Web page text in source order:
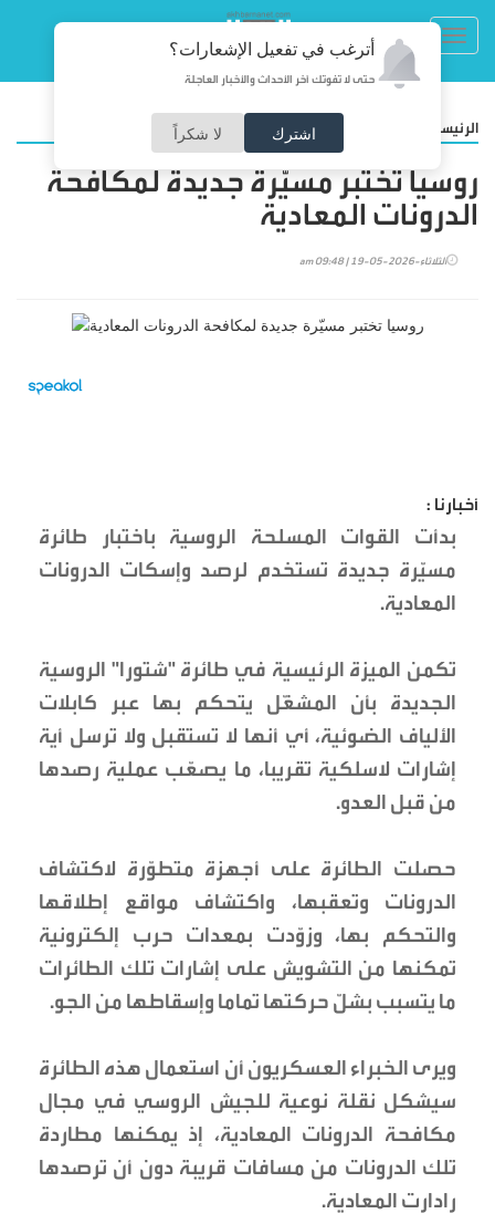
أترغب في تفعيل الإشعارات؟
حتى لا تفوتك آخر الأحداث والأخبار العاجلة
اشترك لا شكراً الرئيسية
روسيا تختبر مسيّرة جديدة لمكافحة
الدرونات المعادية
الثلاثاء-2026-05-19 | 09:48 am
أخبارنا :
بدأت القوات المسلحة الروسية باختبار طائرة
مسيّرة جديدة تستخدم لرصد وإسكات الدرونات
المعادية.
تكمن الميزة الرئيسية في طائرة "شتورا" الروسية
الجديدة بأن المشغّل يتحكم بها عبر كابلات
الألياف الضوئية، أي أنها لا تستقبل ولا ترسل أية
إشارات لاسلكية تقريبا، ما يصعّب عملية رصدها
من قبل العدو.
حصلت الطائرة على أجهزة متطوّرة لاكتشاف
الدرونات وتعقبها، واكتشاف مواقع إطلاقها
والتحكم بها، وزوّدت بمعدات حرب إلكترونية
تمكنها من التشويش على إشارات تلك الطائرات
ما يتسبب بشلّ حركتها تماما وإسقاطها من الجو.
ويرى الخبراء العسكريون أن استعمال هذه الطائرة
سيشكل نقلة نوعية للجيش الروسي في مجال
مكافحة الدرونات المعادية، إذ يمكنها مطاردة
تلك الدرونات من مسافات قريبة دون أن ترصدها
رادارت المعادية.